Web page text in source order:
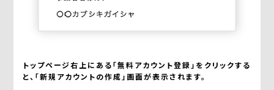
トップページ右上にある「無料アカウント登録」をクリックする
と、「新規アカウントの作成」画面が表示されます。